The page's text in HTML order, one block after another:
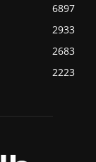
6897
2933
2683
2223